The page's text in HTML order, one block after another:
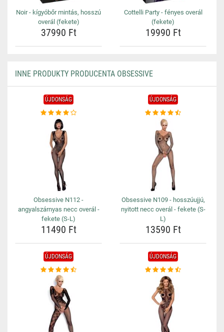
Noir - kígyóbőr mintás, hosszú
overál (fekete)
37990 Ft
Cottelli Party - fényes overál
(fekete)
19990 Ft
INNE PRODUKTY PRODUCENTA OBSESSIVE
ÚJDONSÁG
Obsessive N112 -
angyalszárnyas necc overál -
fekete (S-L)
11490 Ft
ÚJDONSÁG
Obsessive N109 - hosszúujjú,
nyitott necc overál - fekete (S-
L)
13590 Ft
ÚJDONSÁG ÚJDONSÁG